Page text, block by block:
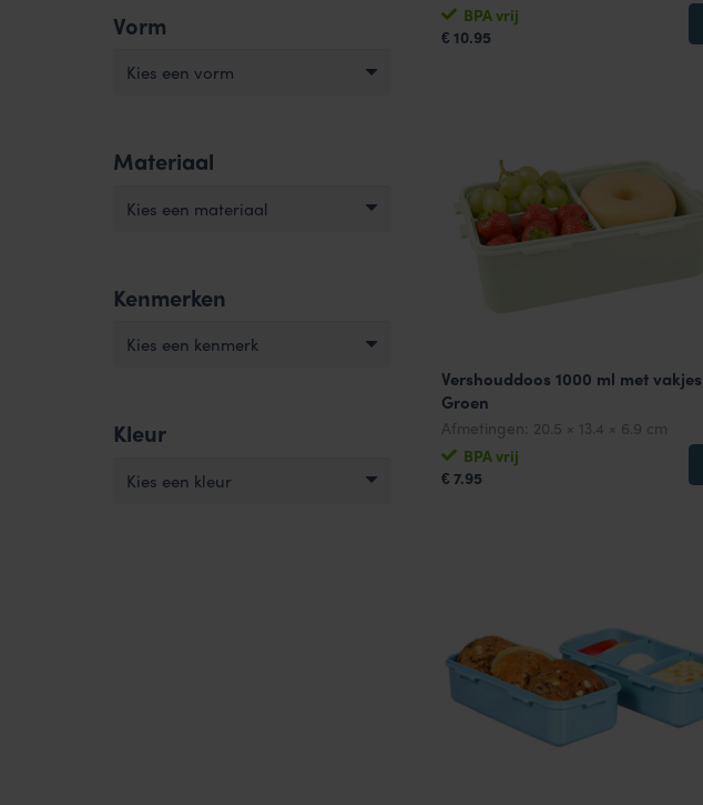
Vorm
Kies een vorm
Materiaal
Kies een materiaal
Kenmerken
Kies een kenmerk
Kleur
Kies een kleur
BPA vrij
€ 10.95
Vershouddoos 1000 ml met
Groen
Afmetingen: 20.5 × 13.4 × 6.9 cm
BPA vrij
€ 7.95